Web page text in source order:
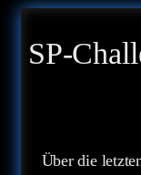
SP-
Über die